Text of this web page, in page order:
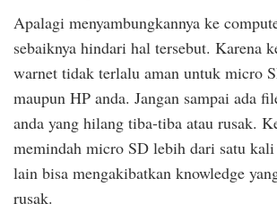
Apalagi menyambungkannya ke
sebaiknya hindari hal tersebut. Karena
warnet tidak terlalu aman untuk micro
maupun HP anda. Jangan sampai ada
anda yang hilang tiba-tiba atau rusak.
memindah micro SD lebih dari satu
lain bisa mengakibatkan knowledge
rusak.